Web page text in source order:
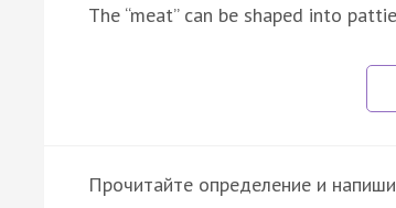
The “meat” can be shaped into
Прочитайте определение и